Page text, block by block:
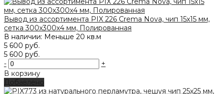
Вывод из ассортимента PIX 226 Crema Nova, чип 15х15 мм,
сетка 300х300х4 мм, Полированная
В наличии: Меньше 20 кв.м
5 600 руб.
5 600 руб.
-
+
В корзину
Добавлено